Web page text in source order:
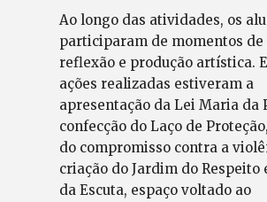
Ao longo das atividades, os
participaram de momentos
reflexão e produção artística.
ações realizadas estiveram a
apresentação da Lei Maria da
confecção do Laço de
do compromisso contra a
criação do Jardim do Respeito
da Escuta, espaço voltado ao